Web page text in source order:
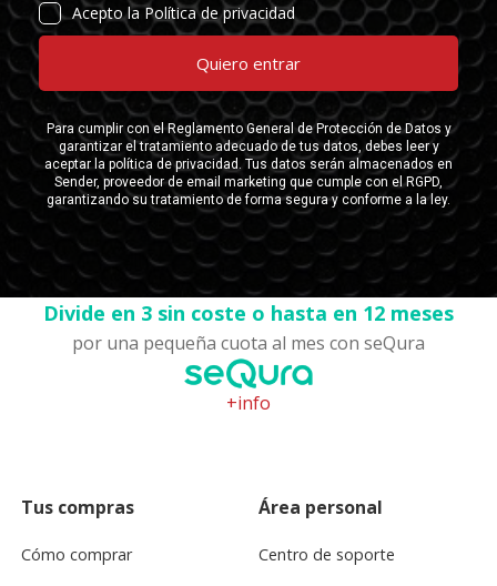
Divide en 3 sin coste o hasta en 12 meses
por una pequeña cuota al mes con seQura
+info
Tus compras
Cómo comprar
Área personal
Centro de soporte